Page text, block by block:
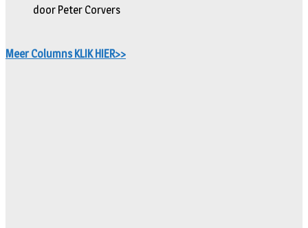
door Peter Corvers
Meer Columns KLIK HIER>>